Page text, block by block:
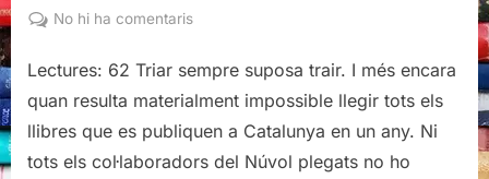
on
No hi ha comentarisa
llibres
del
una
tria
Lectures: 62 Triar sempre suposa trair. I més encara
quan resulta materialment impossible llegir tots els
llibres que es publiquen a Catalunya en un any. Ni
tots els col·laboradors del Núvol plegats no ho